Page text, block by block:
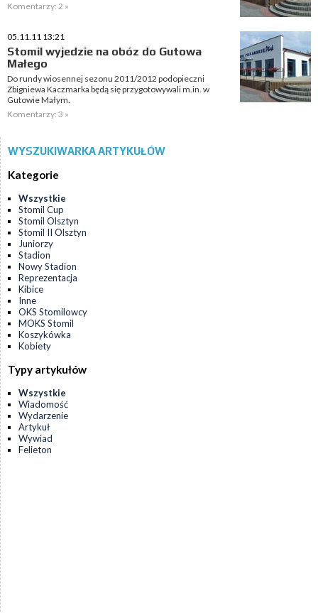
Komentarzy: 2 »
05.11.11 13:21
Stomil wyjedzie na obóz do Gutowa
Małego
Do rundy wiosennej sezonu 2011/2012 podopieczni
Zbigniewa Kaczmarka będą się przygotowywali m.in. w
Gutowie Małym.
Komentarzy: 3 »
WYSZUKIWARKA ARTYKUŁÓW
Kategorie
Wszystkie
Stomil Cup
Stomil Olsztyn
Stomil II Olsztyn
Juniorzy
Stadion
Nowy Stadion
Reprezentacja
Kibice
Inne
OKS Stomilowcy
MOKS Stomil
Koszykówka
Kobiety
Typy artykułów
Wszystkie
Wiadomość
Wydarzenie
Artykuł
Wywiad
Felieton